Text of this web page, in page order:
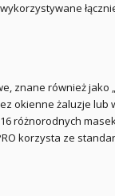
znane również jako
okienne żaluzje
różnorodnych
korzysta ze